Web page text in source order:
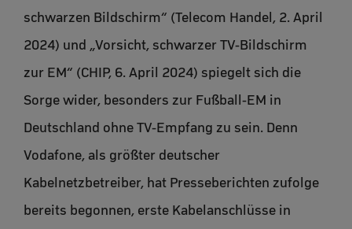
schwarzen Bildschirm“ (Telecom Handel, 2. April
2024) und „Vorsicht, schwarzer TV-Bildschirm
zur EM“ (CHIP, 6. April 2024) spiegelt sich die
Sorge wider, besonders zur Fußball-EM in
Deutschland ohne TV-Empfang zu sein. Denn
Vodafone, als größter deutscher
Kabelnetzbetreiber, hat Presseberichten zufolge
bereits begonnen, erste Kabelanschlüsse in